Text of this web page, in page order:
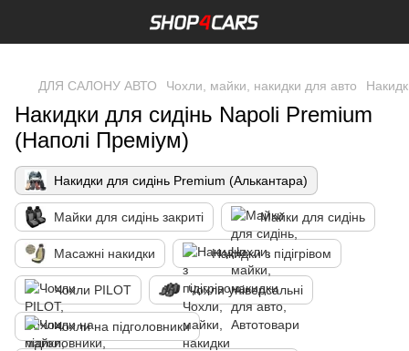
ДЛЯ САЛОНУ АВТО Чохли, майки, накидки для авто
Накидки для сидінь Napoli Premium
(Наполі Преміум)
Накидки для сидінь Premium (Алькантара)
Майки для сидінь закриті Майки для сидінь
Масажні накидки Накидки з підігрівом
Чохли PILOT Чохли універсальні
Чохли на підголовники